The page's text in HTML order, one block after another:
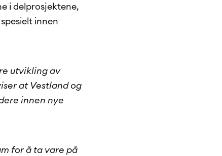
i delprosjektene,
innen
utvikling av
at Vestland og
innen nye
for å ta vare på